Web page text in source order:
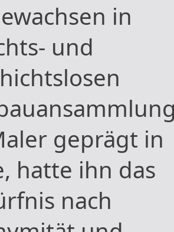
in
und
geprägt in
hatte ihn das
nach